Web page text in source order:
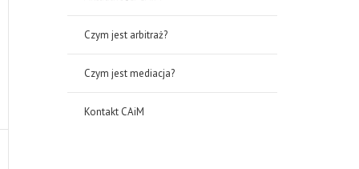
Czym jest arbitraż?
Czym jest mediacja?
Kontakt CAiM